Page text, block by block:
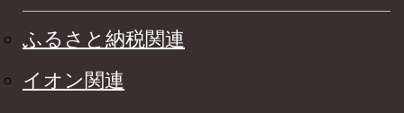
ふるさと納税関連
イオン関連